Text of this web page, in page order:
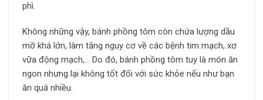
phì.
Không những vậy, bánh phồng tôm còn chứa lượng dầu
mỡ khá lớn, làm tăng nguy cơ về các bệnh tim mạch, xơ
vữa động mạch,… Do đó, bánh phồng tôm tuy là món ăn
ngon nhưng lại không tốt đối với sức khỏe nếu như bạn
ăn quá nhiều.